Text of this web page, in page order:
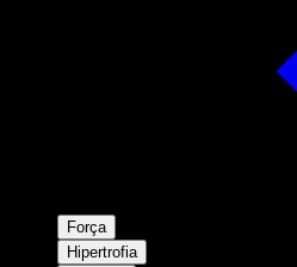
Força
Hipertrofia